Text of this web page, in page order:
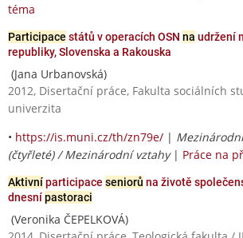
téma
Participace států v operacích OSN na udržení
republiky, Slovenska a Rakouska
(Jana Urbanovská)
2012, Disertační práce, Fakulta sociálních
univerzita
• https://is.muni.cz/th/zn79e/ |
(čtyřleté) / Mezinárodní vztahy| Práce na
Aktivníparticipace seniorů na životě
dnesnípastoraci
(Veronika ČEPELKOVÁ)